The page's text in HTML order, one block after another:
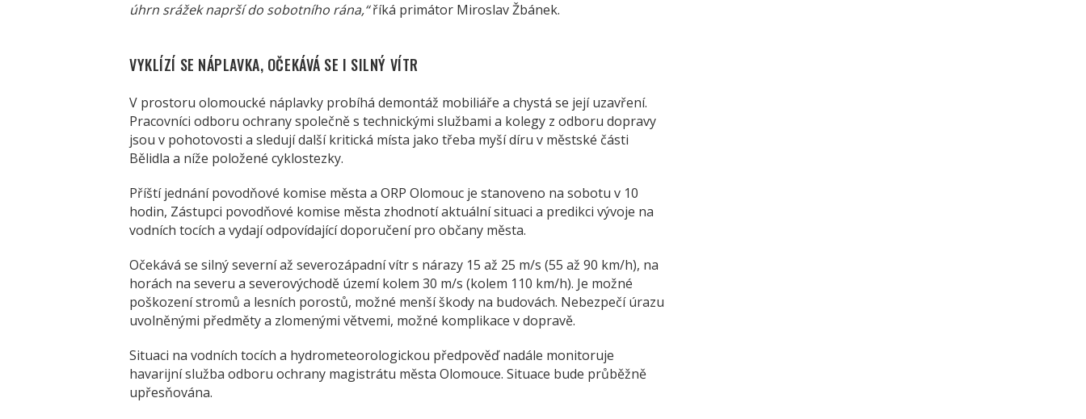
úhrn srážek naprší do sobotního rána,“říká primátor Miroslav Žbánek.
VYKLÍZÍ SE NÁPLAVKA, OČEKÁVÁ SE I SILNÝ VÍTR
V prostoru olomoucké náplavky probíhá demontáž mobiliáře a chystá se její uzavření.
Pracovníci odboru ochrany společně s technickými službami a kolegy z odboru dopravy
jsou v pohotovosti a sledují další kritická místa jako třeba myší díru v městské části
Bělidla a níže položené cyklostezky.
Příští jednání povodňové komise města a ORP Olomouc je stanoveno na sobotu v 10
hodin, Zástupci povodňové komise města zhodnotí aktuální situaci a predikci vývoje na
vodních tocích a vydají odpovídající doporučení pro občany města.
Očekává se silný severní až severozápadní vítr s nárazy 15 až 25 m/s (55 až 90 km/h), na
horách na severu a severovýchodě území kolem 30 m/s (kolem 110 km/h). Je možné
poškození stromů a lesních porostů, možné menší škody na budovách. Nebezpečí úrazu
uvolněnými předměty a zlomenými větvemi, možné komplikace v dopravě.
Situaci na vodních tocích a hydrometeorologickou předpověď nadále monitoruje
havarijní služba odboru ochrany magistrátu města Olomouce. Situace bude průběžně
upřesňována.